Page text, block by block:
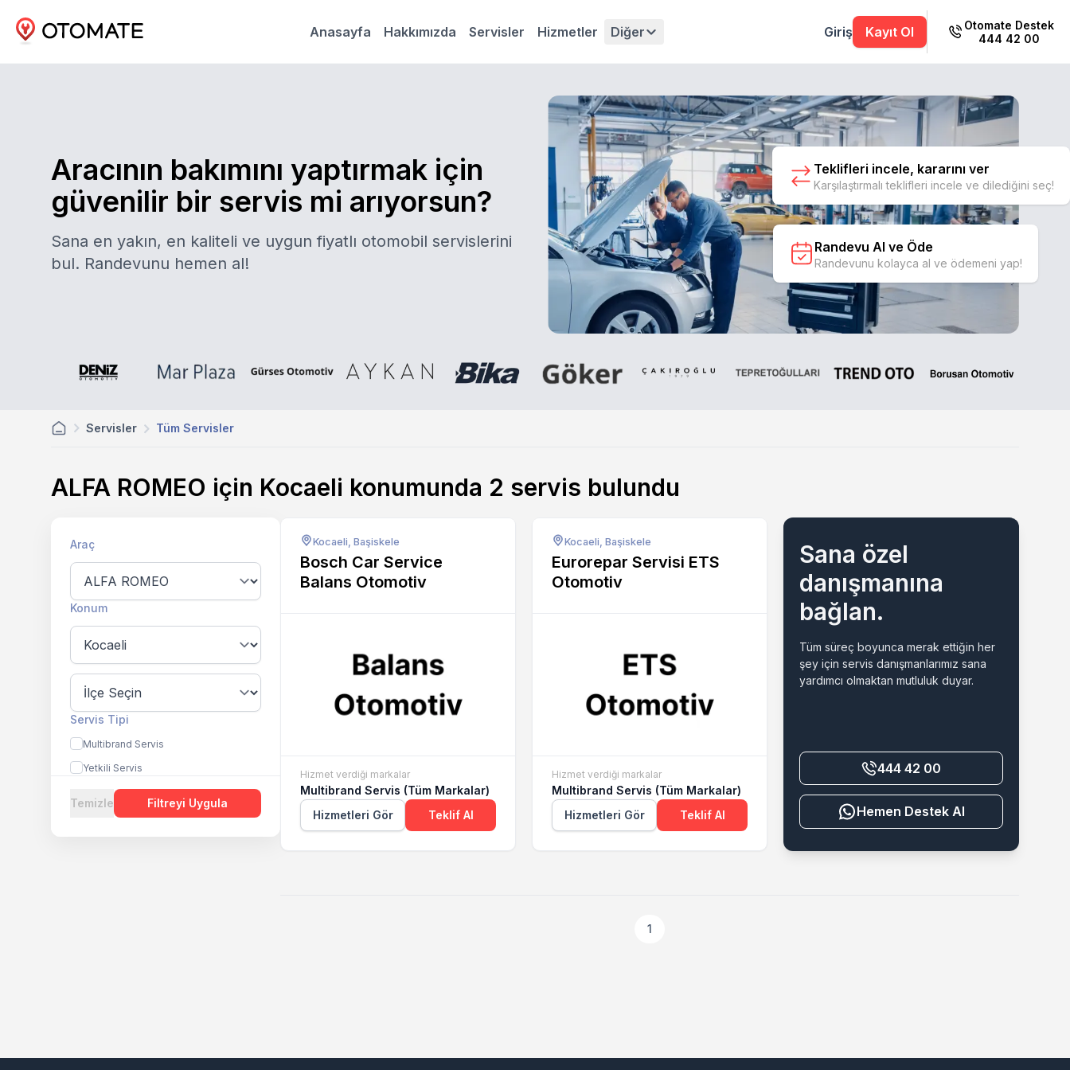
Anasayfa Hakkımızda Servisler Hizmetler Diğer Giriş Kayıt Ol
Otomate Destek
444 42 00
Aracının bakımını yaptırmak için
güvenilir bir servis mi arıyorsun?
Sana en yakın, en kaliteli ve uygun fiyatlı otomobil servislerini
bul. Randevunu hemen al!
Teklifleri incele, kararını ver
Karşılaştırmalı teklifleri incele ve dilediğini seç!
Randevu Al ve Öde
Randevunu kolayca al ve ödemeni yap!
Servisler Tüm Servisler
ALFA ROMEO için Kocaeli konumunda 2 servis bulundu
Araç
Konum
Servis Tipi
Multibrand Servis
Yetkili Servis
Temizle Filtreyi Uygula
Kocaeli, Başiskele
Bosch Car Service
Balans Otomotiv
Hizmet verdiği markalar
Multibrand Servis (Tüm Markalar)
Hizmetleri Gör
Teklif Al
Kocaeli, Başiskele
Eurorepar Servisi ETS
Otomotiv
Hizmet verdiği markalar
Multibrand Servis (Tüm Markalar)
Hizmetleri Gör
Teklif Al
Sana özel
danışmanına
bağlan.
Tüm süreç boyunca merak ettiğin her
şey için servis danışmanlarımız sana
yardımcı olmaktan mutluluk duyar.
444 42 00
Destek Al
1